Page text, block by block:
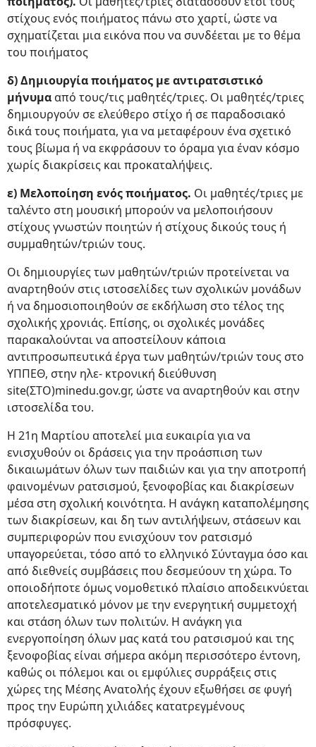
στίχους ενός ποιήματος πάνω στο χαρτί, ώστε να
σχηματίζεται μια εικόνα που να συνδέεται με το θέμα
του ποιήματος
δ) Δημιουργία ποιήματος με αντιρατσιστικό
μήνυμααπό τους/τις μαθητές/τριες. Οι μαθητές/τριες
δημιουργούν σε ελεύθερο στίχο ή σε παραδοσιακό
δικά τους ποιήματα, για να μεταφέρουν ένα σχετικό
τους βίωμα ή να εκφράσουν το όραμα για έναν κόσμο
χωρίς διακρίσεις και προκαταλήψεις.
ε) Μελοποίηση ενός ποιήματος. Οι μαθητές/τριες με
ταλέντο στη μουσική μπορούν να μελοποιήσουν
στίχους γνωστών ποιητών ή στίχους δικούς τους ή
συμμαθητών/τριών τους.
Οι δημιουργίες των μαθητών/τριών προτείνεται να
αναρτηθούν στις ιστοσελίδες των σχολικών μονάδων
ή να δημοσιοποιηθούν σε εκδήλωση στο τέλος της
σχολικής χρονιάς. Επίσης, οι σχολικές μονάδες
παρακαλούνται να αποστείλουν κάποια
αντιπροσωπευτικά έργα των μαθητών/τριών τους στο
ΥΠΠΕΘ, στην ηλε- κτρονική διεύθυνση
site(ΣΤΟ)minedu.gov.gr, ώστε να αναρτηθούν και στην
ιστοσελίδα του.
Η 21η Μαρτίου αποτελεί μια ευκαιρία για να
ενισχυθούν οι δράσεις για την προάσπιση των
δικαιωμάτων όλων των παιδιών και για την αποτροπή
φαινομένων ρατσισμού, ξενοφοβίας και διακρίσεων
μέσα στη σχολική κοινότητα. Η ανάγκη καταπολέμησης
των διακρίσεων, και δη των αντιλήψεων, στάσεων και
συμπεριφορών που ενισχύουν τον ρατσισμό
υπαγορεύεται, τόσο από το ελληνικό Σύνταγμα όσο και
από διεθνείς συμβάσεις που δεσμεύουν τη χώρα. Το
οποιοδήποτε όμως νομοθετικό πλαίσιο αποδεικνύεται
αποτελεσματικό μόνον με την ενεργητική συμμετοχή
και στάση όλων των πολιτών. Η ανάγκη για
ενεργοποίηση όλων μας κατά του ρατσισμού και της
ξενοφοβίας είναι σήμερα ακόμη περισσότερο έντονη,
καθώς οι πόλεμοι και οι εμφύλιες συρράξεις στις
χώρες της Μέσης Ανατολής έχουν εξωθήσει σε φυγή
προς την Ευρώπη χιλιάδες κατατρεγμένους
πρόσφυγες.